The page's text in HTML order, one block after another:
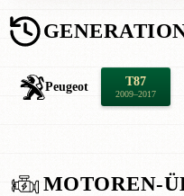
Peugeot T87
2009–2017
MOTOREN-